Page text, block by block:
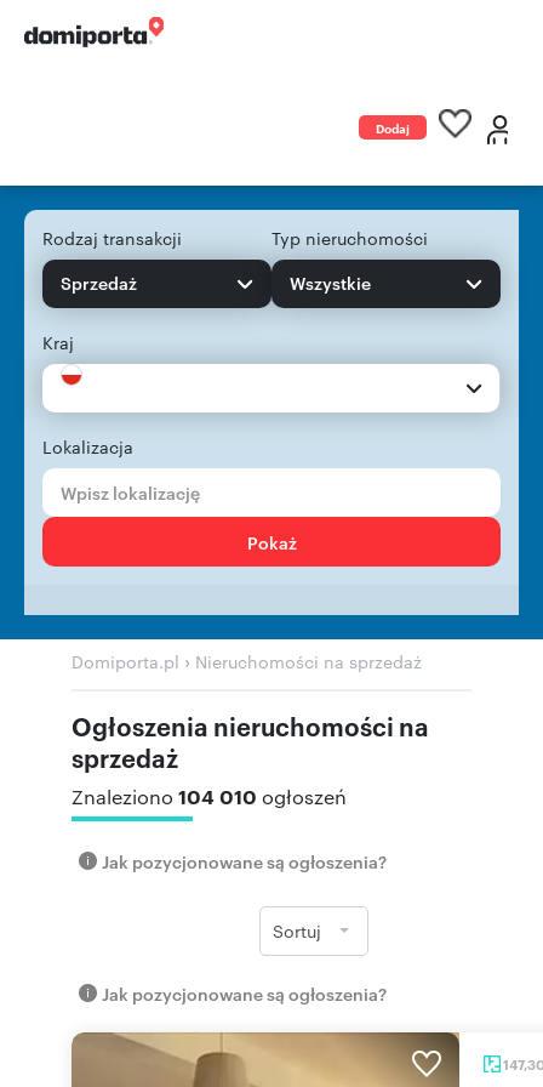
Dodaj
Rodzaj transakcji
Sprzedaż
Typ nieruchomości
Wszystkie
Kraj
Lokalizacja
Pokaż
Domiporta.pl › Nieruchomości na sprzedaż
Ogłoszenia nieruchomości na
sprzedaż
Znaleziono 104 010 ogłoszeń
Jak pozycjonowane są ogłoszenia?
Sortuj
Jak pozycjonowane są ogłoszenia?